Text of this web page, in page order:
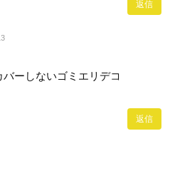
返信
ーしないゴミエリデコ
返信